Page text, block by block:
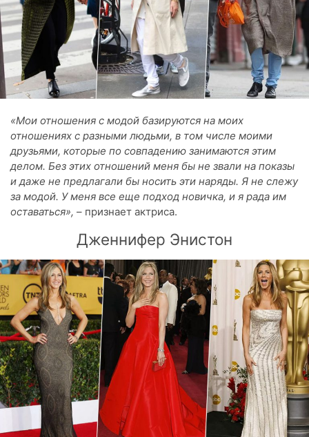
«Мои отношения с модой базируются на моих
отношениях с разными людьми, в том числе моими
друзьями, которые по совпадению занимаются этим
делом. Без этих отношений меня бы не звали на показы
и даже не предлагали бы носить эти наряды. Я не слежу
за модой. У меня все еще подход новичка, и я рада им
оставаться», – признает актриса.
Дженнифер Энистон